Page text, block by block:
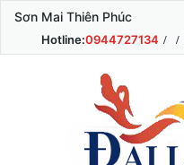
Sơn Mai Thiên Phúc
Hotline:0944727134